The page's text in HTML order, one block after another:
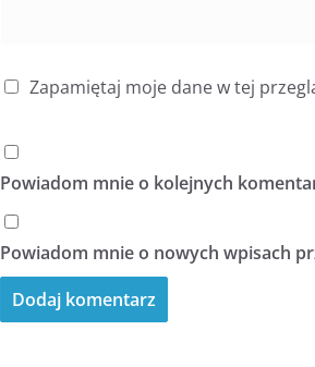
Zapamiętaj moje dane w tej
Powiadom mnie o kolejnych
Powiadom mnie o nowych wpisach